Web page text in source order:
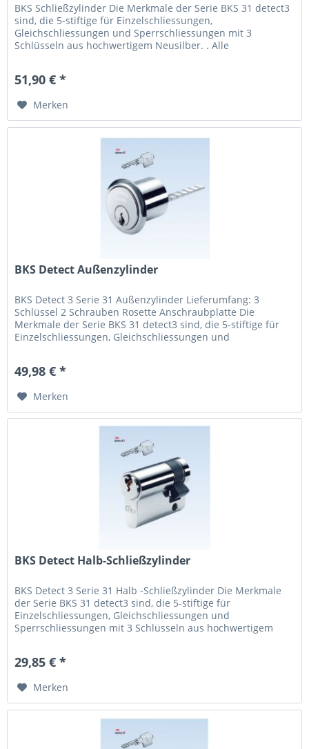
BKS Schließzylinder Die Merkmale der Serie BKS 31 detect3
sind, die 5-stiftige für Einzelschliessungen,
Gleichschliessungen und Sperrschliessungen mit 3
Schlüsseln aus hochwertigem Neusilber. . Alle
51,90 € *
Merken
BKS Detect Außenzylinder
BKS Detect 3 Serie 31 Außenzylinder Lieferumfang: 3
Schlüssel 2 Schrauben Rosette Anschraubplatte Die
Merkmale der Serie BKS 31 detect3 sind, die 5-stiftige für
Einzelschliessungen, Gleichschliessungen und
49,98 € *
Merken
BKS Detect Halb-Schließzylinder
BKS Detect 3 Serie 31 Halb -Schließzylinder Die Merkmale
der Serie BKS 31 detect3 sind, die 5-stiftige für
Einzelschliessungen, Gleichschliessungen und
Sperrschliessungen mit 3 Schlüsseln aus hochwertigem
29,85 € *
Merken